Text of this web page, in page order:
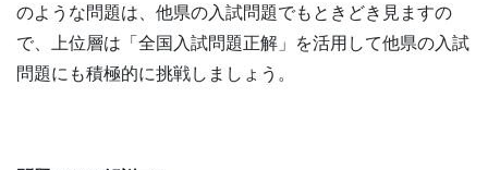
のような問題は、他県の入試問題でもときどき見ますの
で、上位層は「全国入試問題正解」を活用して他県の入試
問題にも積極的に挑戦しましょう。